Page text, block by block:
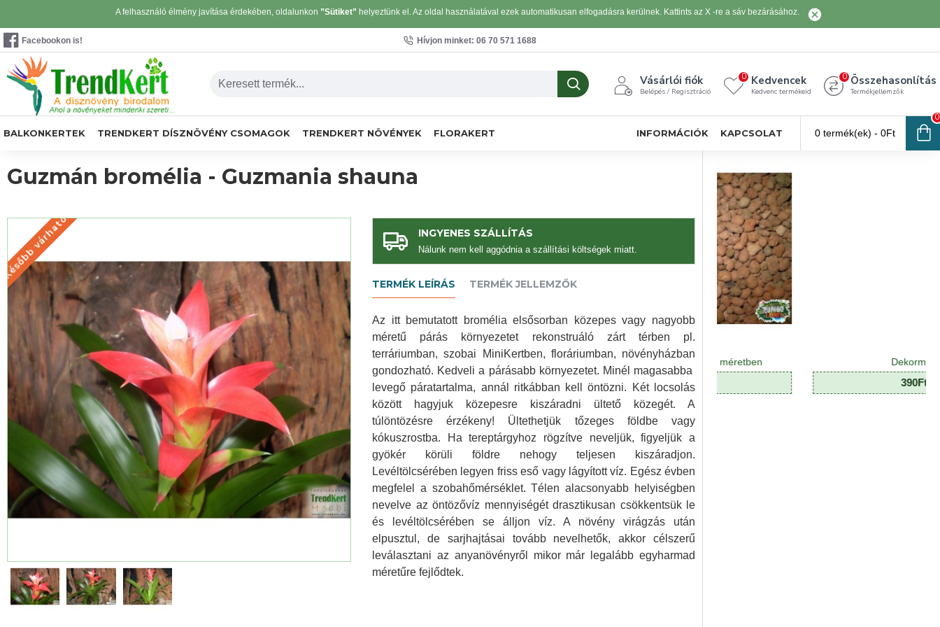
A felhasználó élmény javítása érdekében, oldalunkon ”Sütiket” helyeztünk el. Az oldal használatával ezek automatikusan elfogadásra kerülnek. Kattints az X -re a sáv bezárásához.
Facebookon is! Hívjon minket: 06 70 571 1688
Vásárlói fiók
Belépés / Regisztráció
Kedvencek
Kedvenc termékeid
0 Összehasonlítás
Termékjellemzők
0
BALKONKERTEK TRENDKERT DÍSZNÖVÉNY CSOMAGOK TRENDKERT NÖVÉNYEK FLORAKERT INFORMÁCIÓK KAPCSOLAT 0 termék(ek) - 0Ft
0
Guzmán bromélia - Guzmania shauna
KÉSŐBB VÁRHATÓ
Később várható INGYENES SZÁLLÍTÁS
Nálunk nem kell aggódnia a szállítási költségek miatt.
TERMÉK LEÍRÁS TERMÉK JELLEMZŐK
Az itt bemutatott bromélia elsősorban közepes vagy nagyobb
méretű párás környezetet rekonstruáló zárt térben pl.
terráriumban, szobai MiniKertben, floráriumban, növényházban
gondozható. Kedveli a párásabb környezetet. Minél magasabba
levegő páratartalma, annál ritkábban kell öntözni. Két locsolás
között hagyjuk közepesre kiszáradni ültető közegét. A
túlöntözésre érzékeny! Ültethetjük tőzeges földbe vagy
kókuszrostba. Ha tereptárgyhoz rögzítve neveljük, figyeljük a
gyökér körüli földre nehogy teljesen kiszáradjon.
Levéltölcsérében legyen friss eső vagy lágyított víz. Egész évben
megfelel a szobahőmérséklet. Télen alacsonyabb helyiségben
nevelve az öntözővíz mennyiségét drasztikusan csökkentsük le
és levéltölcsérében se álljon víz. A növény virágzás után
elpusztul, de sarjhajtásai tovább nevelhetők, akkor célszerű
leválasztani az anyanövényről mikor már legalább egyharmad
méretűre fejlődtek.
Agyag granulátum M méretben
480Ft